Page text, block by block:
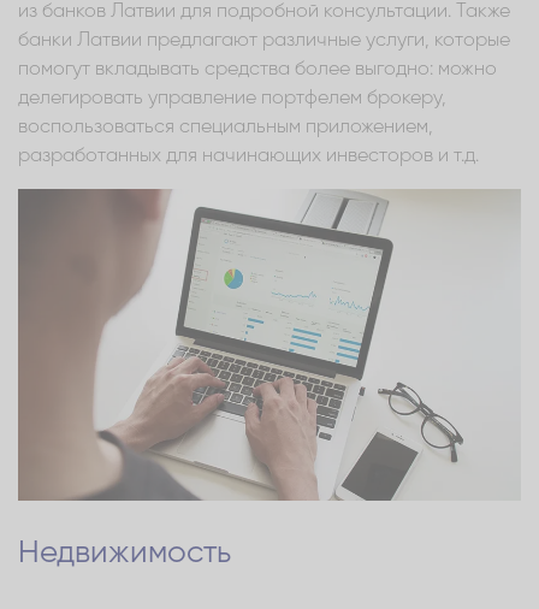
из банков Латвии для подробной консультации. Также
банки Латвии предлагают различные услуги, которые
помогут вкладывать средства более выгодно: можно
делегировать управление портфелем брокеру,
воспользоваться специальным приложением,
разработанных для начинающих инвесторов и т.д.
Недвижимость